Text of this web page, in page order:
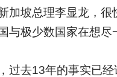
加坡总理李显龙，
与极少数国家在想尽
过去13年的事实已